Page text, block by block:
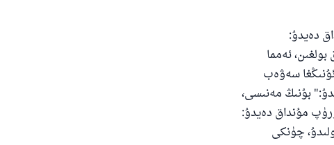
دەيدۇ:
ئەمما
سەۋەب
بۇنىڭ مەنىسى،
مۇنداق دەيدۇ:
چۈنكى